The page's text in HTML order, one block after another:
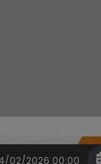
02/2026 00:00